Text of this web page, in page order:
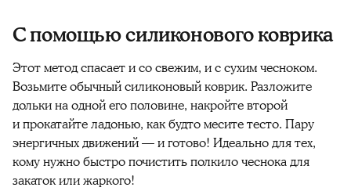
С помощью силиконового коврика
Этот метод спасает и со свежим, и с сухимчесноком.
Возьмитеобычный силиконовый коврик. Разложите
дольки на одной его половине, накройте второй
и прокатайте ладонью, как будто месите тесто. Пару
энергичных движений — и готово! Идеально для тех,
кому нужно быстропочиститьполкилочеснокадля
закаток или жаркого!